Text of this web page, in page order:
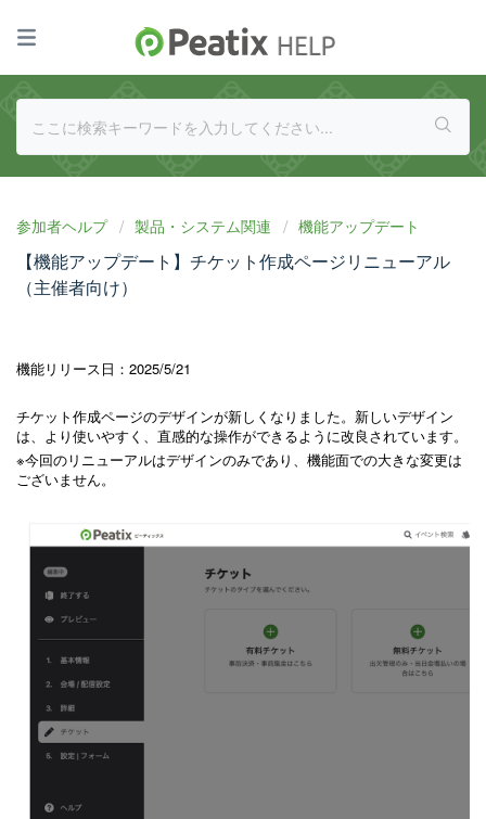
参加者ヘルプ 製品・システム関連 機能アップデート
【機能アップデート】チケット作成ページリニューアル
（主催者向け）
機能リリース日：2025/5/21
チケット作成ページのデザインが新しくなりました。新しいデザイン
は、より使いやすく、直感的な操作ができるように改良されています。
※今回のリニューアルはデザインのみであり、機能面での大きな変更は
ございません。